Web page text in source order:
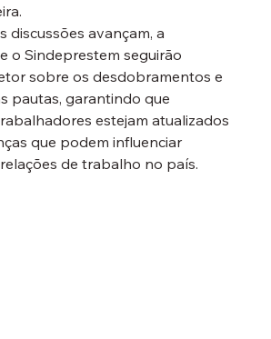
discussões avançam, a
o Sindeprestem seguirão
sobre os desdobramentos e
pautas, garantindo que
estejam atualizados
que podem influenciar
de trabalho no país.